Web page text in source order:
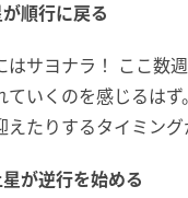
順行に戻る
はサヨナラ！ ここ数
ていくのを感じるは
たりするタイミング
が逆行を始める